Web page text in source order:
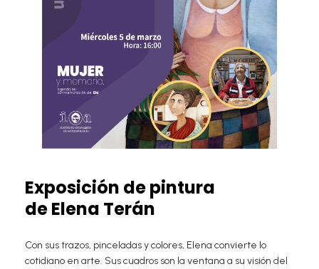
Exposición de pintura
de Elena Terán
Con sus trazos, pinceladas y colores, Elena convierte lo
cotidiano en arte. Sus cuadros son la ventana a su visión del